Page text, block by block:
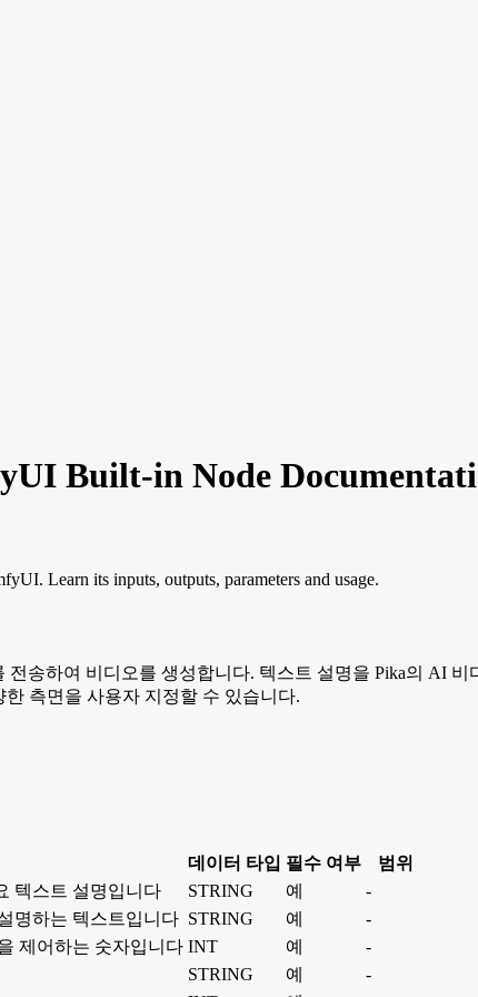
Built-in Node
Learn its inputs, outputs, parameters and usage.
전송하여 비디오를 생성합니다. 텍스트 설명을 Pika의 AI
측면을 사용자 지정할 수 있습니다.
데이터 타입 필수 여부 범위
텍스트 설명입니다 STRING 예 -
명하는 텍스트입니다 STRING 예 -
제어하는 숫자입니다 INT 예 -
STRING 예 -